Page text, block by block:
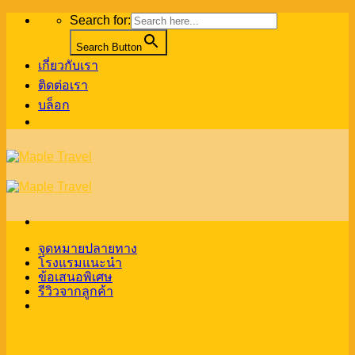
Skip
Search for:
Search Button
เกี่ยวกับเรา
ติดต่อเรา
บล็อก
จุดหมายปลายทาง
โรงแรมแนะนำ
ข้อเสนอพิเศษ
รีวิวจากลูกค้า